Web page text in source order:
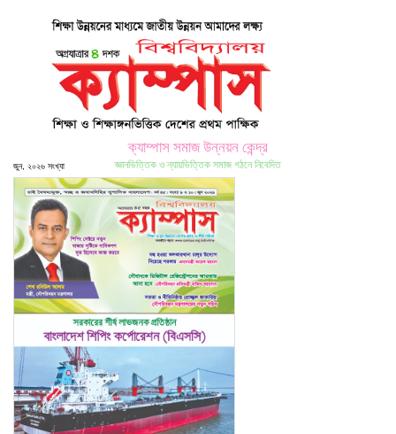
ক্যাম্পাস সমাজ উন্নয়ন কেন্দ্র
জ্ঞানভিত্তিক ও ন্যায়ভিত্তিক সমাজ গঠনে নিবেদিত
জুন, ২০২৬ সংখ্যা